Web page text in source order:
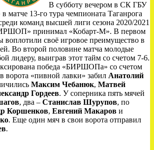
В субботу вечером в СК ГБУ
13-го тура чемпионата Таганрога
команд высшей лиги сезона 2020/2021
принимал «Кобарт-М». В первом
своё игровое преимущество в
Во второй половине матча молодые
лидеру, выиграв этот тайм со счетом 7-6.
победа «БИРШОПа» со счетом
ворота «пивной лавки» забил Анатолий
Максим Чебанюк, Матвей
Гордеев. У соперника пять мячей
, два – Станислав Шурупов, по
Коршенков, Евгений Макаров и
. Еще один мяч в свои ворота отправил
.